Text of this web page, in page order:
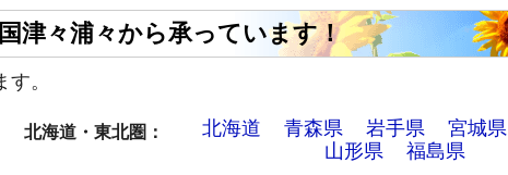
津々浦々から承っています！
。
北海道・東北圏 北海道 青森県 岩手県 宮城県
山形県
福島県